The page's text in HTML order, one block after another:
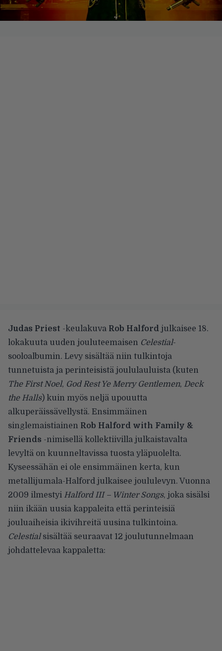
Judas Priest -keulakuva Rob Halford julkaisee 18.
lokakuuta uuden jouluteemaisen Celestial-
sooloalbumin. Levy sisältää niin tulkintoja
tunnetuista ja perinteisistä joululauluista (kuten
The First Noel, God Rest Ye Merry Gentlemen, Deck
the Halls) kuin myös neljä upouutta
alkuperäissävellystä. Ensimmäinen
singlemaistiainen Rob Halford with Family &
Friends -nimisellä kollektiivilla julkaistavalta
levyltä on kuunneltavissa tuosta yläpuolelta.
Kyseessähän ei ole ensimmäinen kerta, kun
metallijumala-Halford julkaisee joululevyn. Vuonna
2009 ilmestyi Halford III – Winter Songs, joka sisälsi
niin ikään uusia kappaleita että perinteisiä
jouluaiheisia ikivihreitä uusina tulkintoina.
Celestialsisältää seuraavat 12 joulutunnelmaan
johdattelevaa kappaletta: